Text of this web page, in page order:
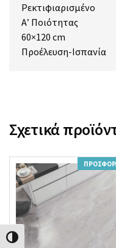
Εναλλαγή Υψηλής Αντίθεσης
Ρεκτιφιαρισμένο
Α’ Ποιότητας
60×120 cm
Προέλευση-Ισπανία
Σχετικά